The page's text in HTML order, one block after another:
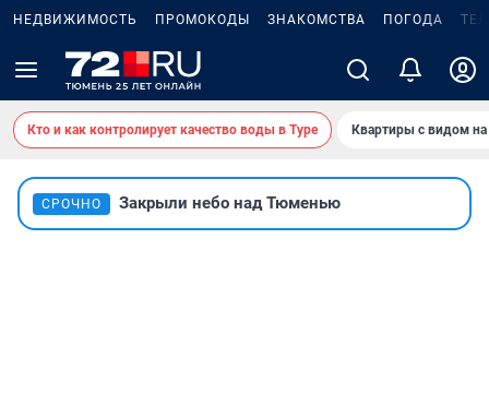
НЕДВИЖИМОСТЬ ПРОМОКОДЫ ЗНАКОМСТВА ПОГОДА
Кто и как контролирует качество воды в Туре Квартиры с видом на
СРОЧНО Закрыли небо над Тюменью